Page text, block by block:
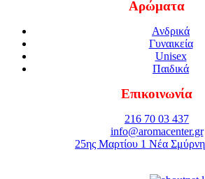
Αρώματα
Ανδρικά
Γυναικεία
Unisex
Παιδικά
Επικοινωνία
216 70 03 437
info@aromacenter.gr
25ης Μαρτίου 1 Νέα